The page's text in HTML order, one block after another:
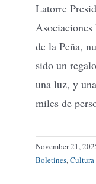
Latorre
de la Peña,
sido un
una luz, y
miles de
November 21,
Boletines, Cultura